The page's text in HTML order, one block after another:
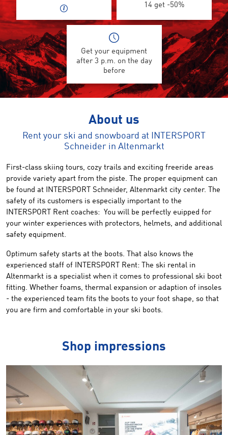
14 get -50%
Get your equipment
after 3 p.m. on the day
before
About us
Rent your ski and snowboard at INTERSPORT
Schneider in Altenmarkt
First-class skiing tours, cozy trails and exciting freeride areas
provide variety apart from the piste. The proper equipment can
be found at INTERSPORT Schneider, Altenmarkt city center. The
safety of its customers is especially important to the
INTERSPORT Rent coaches: You will be perfectly euipped for
your winter experiences with protectors, helmets, and additional
safety equipment.
Optimum safety starts at the boots. That also knows the
experienced staff of INTERSPORT Rent: The ski rental in
Altenmarkt is a specialist when it comes to professional ski boot
fitting. Whether foams, thermal expansion or adaption of insoles
- the experienced team fits the boots to your foot shape, so that
you are firm and comfortable in your ski boots.
Shop impressions